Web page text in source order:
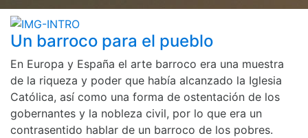
Un barroco para el pueblo
En Europa y España el arte barroco era una muestra
de la riqueza y poder que había alcanzado la Iglesia
Católica, así como una forma de ostentación de los
gobernantes y la nobleza civil, por lo que era un
contrasentido hablar de un barroco de los pobres.